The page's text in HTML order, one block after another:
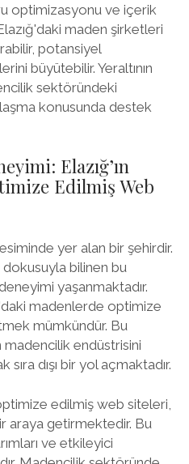
optimizasyonu ve içerik
maden şirketleri
potansiyel
büyütebilir. Yeraltının
sektöründeki
konusunda destek
Elazığ’ın
Edilmiş Web
yer alan bir şehirdir.
bilinen bu
yaşanmaktadır.
madenlerde optimize
mümkündür. Bu
endüstrisini
dışı bir yol açmaktadır.
edilmiş web siteleri,
araya getirmektedir. Bu
ve etkileyici